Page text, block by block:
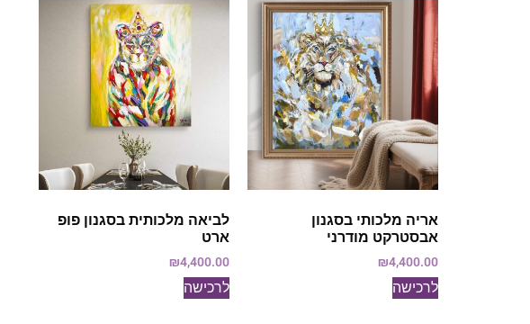
אריה מלכותי בסגנון
אבסטרקט מודרני
₪4,400.00
לרכישה
לביאה מלכותית בסגנון פופ
ארט
₪4,400.00
לרכישה